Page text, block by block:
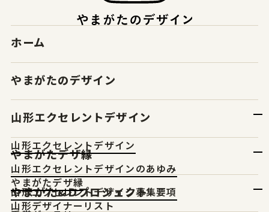
ホーム
やまがたのデザイン
山形エクセレントデザイン
山形エクセレントデザイン
山形エクセレントデザインのあゆみ
山形エクセレントデザイン募集要項
やまがたデザ縁
やまがたデザ縁
山形デザイナーリスト
やまがた&Ｄプロジェクト